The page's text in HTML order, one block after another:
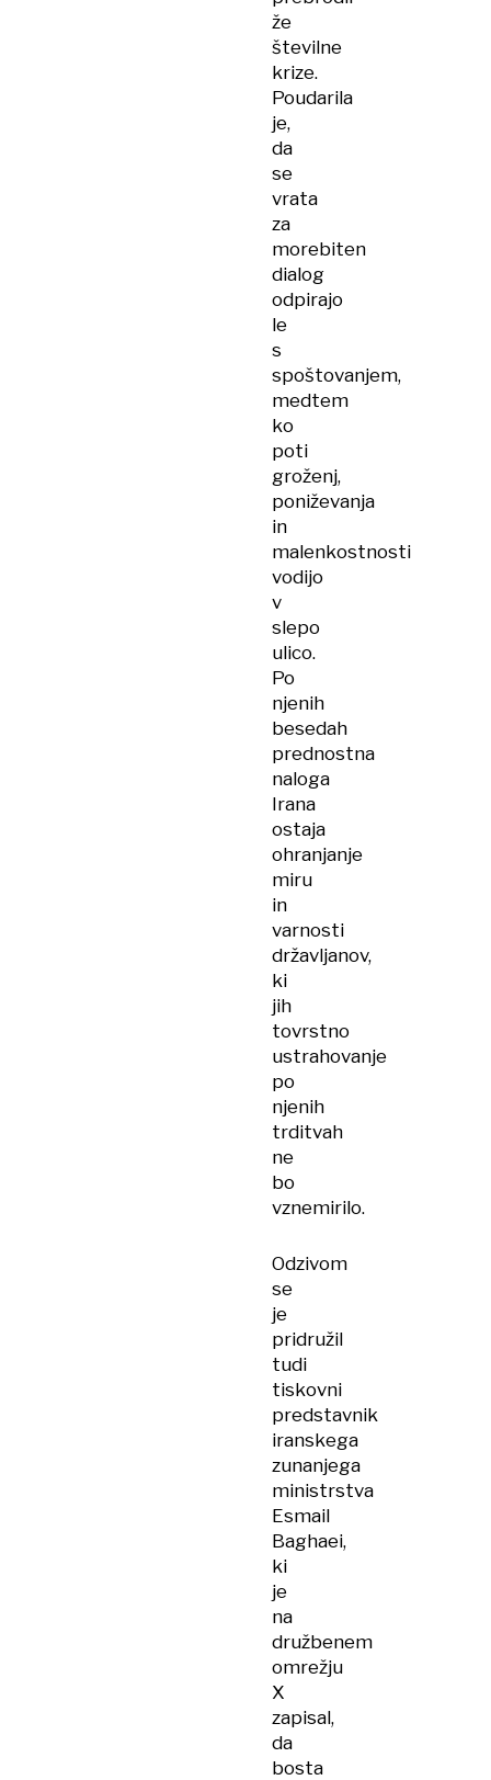
že
številne
krize.
Poudarila
je,
da
se
vrata
za
morebiten
dialog
odpirajo
le
s
spoštovanjem,
medtem
ko
poti
groženj,
poniževanja
in
malenkostnosti
vodijo
v
slepo
ulico.
Po
njenih
besedah
prednostna
naloga
Irana
ostaja
ohranjanje
miru
in
varnosti
državljanov,
ki
jih
tovrstno
ustrahovanje
po
njenih
trditvah
ne
bo
vznemirilo.
Odzivom
se
je
pridružil
tudi
tiskovni
predstavnik
iranskega
zunanjega
ministrstva
Esmail
Baghaei,
ki
je
na
družbenem
omrežju
X
zapisal,
da
bosta